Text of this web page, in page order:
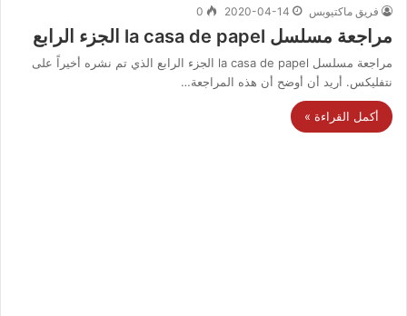
فريق ماكتيوبس 2020-04-14
0
مراجعة مسلسل la casa de papel الجزء الرابع
مراجعة مسلسل la casa de papel الجزء الرابع الذي تم نشره أخيراً على
نتفليكس. أريد أن أوضح أن هذه المراجعة…
أكمل القراءة »